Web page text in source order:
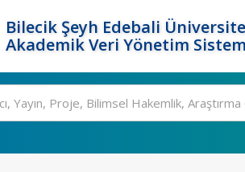
Bilecik Şeyh Edebali
Akademik Veri Yönetim